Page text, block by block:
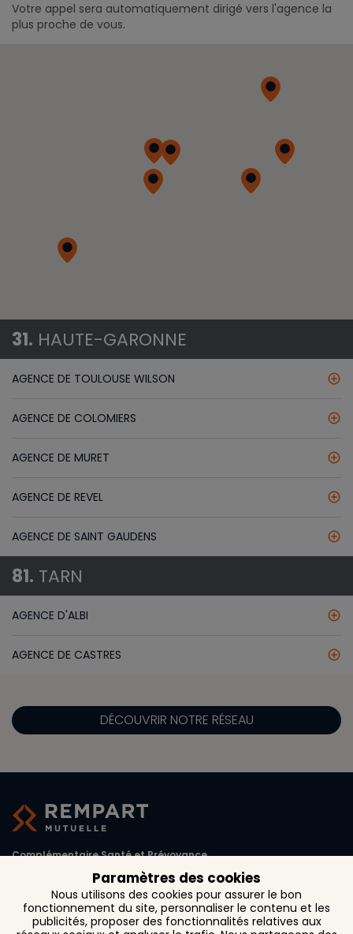
Votre appel sera automatiquement dirigé vers l'agence la
plus proche de vous.
31. HAUTE-GARONNE
AGENCE DE TOULOUSE WILSON add_circle_outline
AGENCE DE COLOMIERS add_circle_outline
AGENCE DE MURET add_circle_outline
AGENCE DE REVEL add_circle_outline
AGENCE DE SAINT GAUDENS add_circle_outline
81. TARN
AGENCE D'ALBI add_circle_outline
AGENCE DE CASTRES add_circle_outline
DÉCOUVRIR NOTRE RÉSEAU
Complémentaire Santé et Prévoyance
1, rue d'Austerlitz CS 27 261
31072 Toulouse Cedex 6
Paramètres des cookies
Nous utilisons des cookies pour assurer le bon
fonctionnement du site, personnaliser le contenu et les
publicités, proposer des fonctionnalités relatives aux